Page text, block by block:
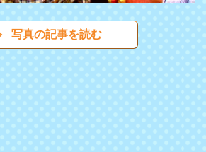
写真の記事を読む